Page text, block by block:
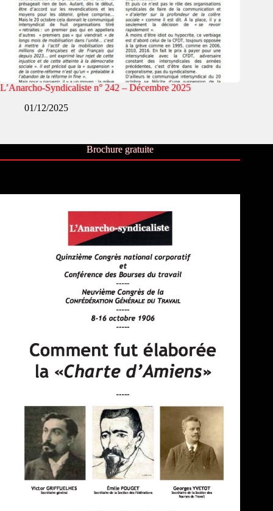
L’Anarcho-Syndicaliste n° 242 – Décembre 2025
01/12/2025
Brochure gratuite